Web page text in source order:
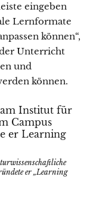
eingeben
Lernformate
können“,
Unterricht
und
können.
er „Learning